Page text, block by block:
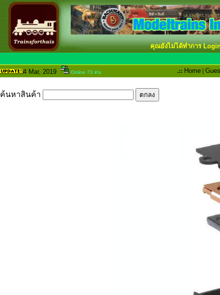
คุณยังไม่ได้ทำการ
4 Mar, 2019 Online 73 คน .:: Home |
ค้นหาสินค้า